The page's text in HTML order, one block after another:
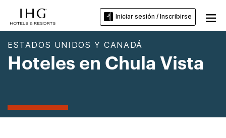
Iniciar sesión / Inscribirse
ESTADOS UNIDOS Y CANADÁ
Hoteles en Chula Vista